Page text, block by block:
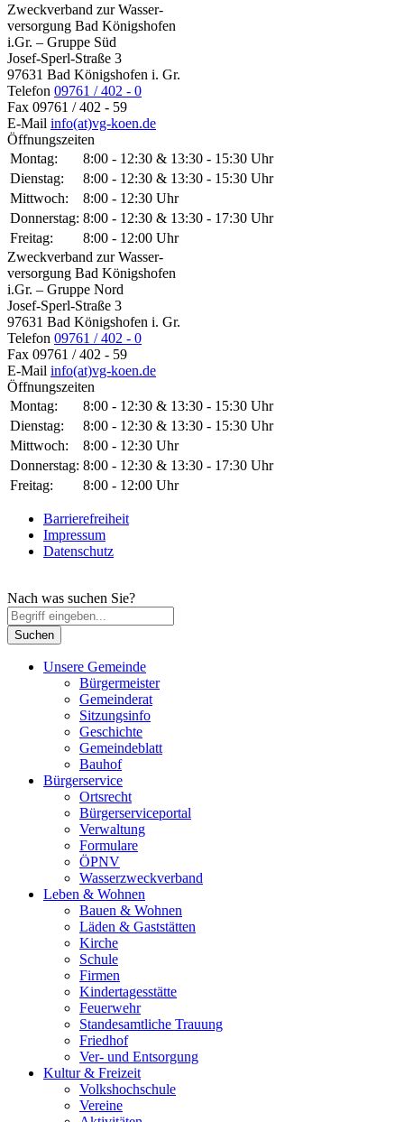
Zweckverband zur Wasser-
versorgung Bad Königshofen
i.Gr. – Gruppe Süd
Josef-Sperl-Straße 3
97631 Bad Königshofen i. Gr.
Telefon 09761 / 402 - 0
Fax 09761 / 402 - 59
E-Mail info(at)vg-koen.de
Öffnungszeiten
Montag:
8:00 - 12:30 & 13:30 - 15:30 Uhr
Dienstag:
8:00 - 12:30 & 13:30 - 15:30 Uhr
Mittwoch:
8:00 - 12:30 Uhr
Donnerstag: 8:00 - 12:30 & 13:30 - 17:30 Uhr
Freitag:
8:00 - 12:00 Uhr
Zweckverband zur Wasser-
versorgung Bad Königshofen
i.Gr. – Gruppe Nord
Josef-Sperl-Straße 3
97631 Bad Königshofen i. Gr.
Telefon 09761 / 402 - 0
Fax 09761 / 402 - 59
E-Mail info(at)vg-koen.de
Öffnungszeiten
Montag:
8:00 - 12:30 & 13:30 - 15:30 Uhr
Dienstag:
8:00 - 12:30 & 13:30 - 15:30 Uhr
Mittwoch:
8:00 - 12:30 Uhr
Donnerstag: 8:00 - 12:30 & 13:30 - 17:30 Uhr
Freitag:
8:00 - 12:00 Uhr
Barrierefreiheit
Impressum
Datenschutz
Nach was suchen Sie?
Unsere Gemeinde
Bürgermeister
Gemeinderat
Sitzungsinfo
Geschichte
Gemeindeblatt
Bauhof
Bürgerservice
Ortsrecht
Bürgerserviceportal
Verwaltung
Formulare
ÖPNV
Wasserzweckverband
Leben & Wohnen
Bauen & Wohnen
Läden & Gaststätten
Kirche
Schule
Firmen
Kindertagesstätte
Feuerwehr
Standesamtliche Trauung
Friedhof
Ver- und Entsorgung
Kultur & Freizeit
Volkshochschule
Vereine